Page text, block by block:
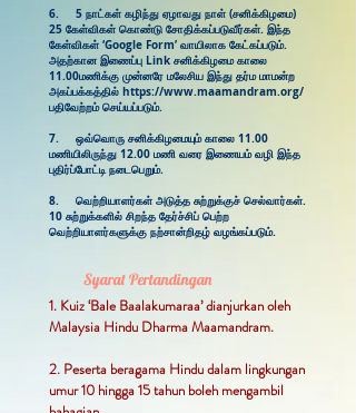
6. 5 நாட்கள் கழிந்து ஏழாவது நாள் (சனிக்கிழமை)
25 கேள்விகள் கொண்டு சோதிக்கப்படுவீர்கள். இந்த
கேள்விகள் ‘Google Form’ வாயிலாக கேட்கப்படும்.
அதற்கான இணைப்பு Link சனிக்கிழமை காலை
11.00மணிக்கு முன்னரே மலேசிய இந்து தர்ம மாமன்ற
அகப்பக்கத்தில் https://www.maamandram.org/
பதிவேற்றம் செய்யப்படும்.
7. ஒவ்வொரு சனிக்கிழமையும் காலை 11.00
மணியிலிருந்து 12.00 மணி வரை இணையம் வழி இந்த
புதிர்ப்போட்டி நடைபெறும்.
8. ​வெற்றியாளர்கள் அடுத்த சுற்றுக்குச் செல்வார்கள்.
10 சுற்றுக்களில் சிறந்த தேர்ச்சிப் பெற்ற
வெற்றியாளர்களுக்கு நற்சான்றிதழ் வழங்கப்படும்.
Syarat Pertandingan
1. Kuiz ‘Bale Baalakumaraa’ dianjurkan oleh
Malaysia Hindu Dharma Maamandram.
2. Peserta beragama Hindu dalam lingkungan
umur 10 hingga 15 tahun boleh mengambil